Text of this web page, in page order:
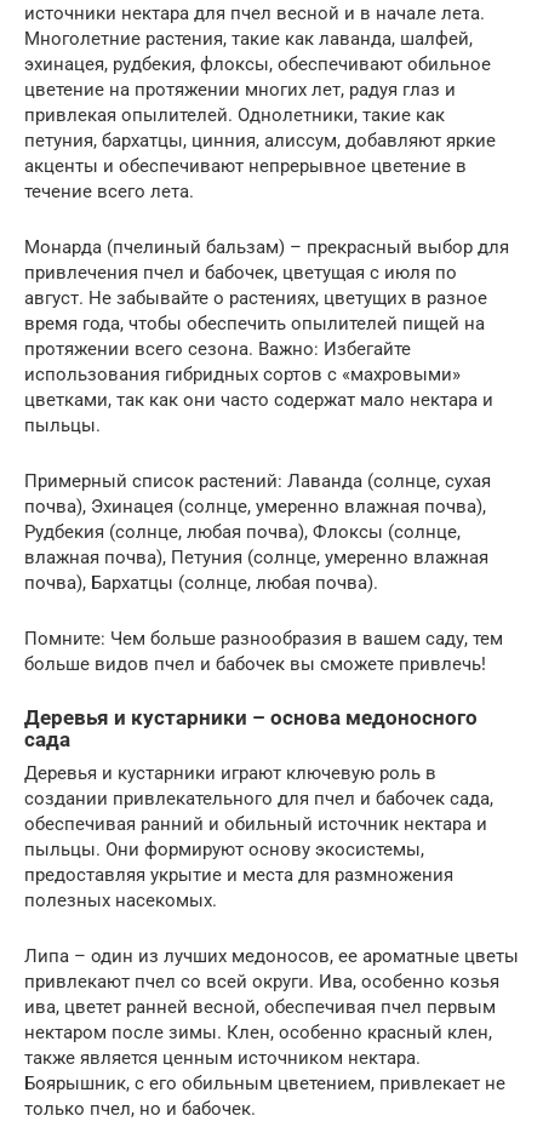
источники нектара для пчел весной и в начале лета.
Многолетние растения, такие как лаванда, шалфей,
эхинацея, рудбекия, флоксы, обеспечивают обильное
цветение на протяжении многих лет, радуя глаз и
привлекая опылителей. Однолетники, такие как
петуния, бархатцы, цинния, алиссум, добавляют яркие
акценты и обеспечивают непрерывное цветение в
течение всего лета.
Монарда (пчелиный бальзам) – прекрасный выбор для
привлечения пчел и бабочек, цветущая с июля по
август. Не забывайте о растениях, цветущих в разное
время года, чтобы обеспечить опылителей пищей на
протяжении всего сезона. Важно: Избегайте
использования гибридных сортов с «махровыми»
цветками, так как они часто содержат мало нектара и
пыльцы.
Примерный список растений: Лаванда (солнце, сухая
почва), Эхинацея (солнце, умеренно влажная почва),
Рудбекия (солнце, любая почва), Флоксы (солнце,
влажная почва), Петуния (солнце, умеренно влажная
почва), Бархатцы (солнце, любая почва).
Помните: Чем больше разнообразия в вашем саду, тем
больше видов пчел и бабочек вы сможете привлечь!
Деревья и кустарники – основа медоносного
сада
Деревья и кустарники играют ключевую роль в
создании привлекательного для пчел и бабочек сада,
обеспечивая ранний и обильный источник нектара и
пыльцы. Они формируют основу экосистемы,
предоставляя укрытие и места для размножения
полезных насекомых.
Липа – один из лучших медоносов, ее ароматные цветы
привлекают пчел со всей округи. Ива, особенно козья
ива, цветет ранней весной, обеспечивая пчел первым
нектаром после зимы. Клен, особенно красный клен,
также является ценным источником нектара.
Боярышник, с его обильным цветением, привлекает не
только пчел, но и бабочек.